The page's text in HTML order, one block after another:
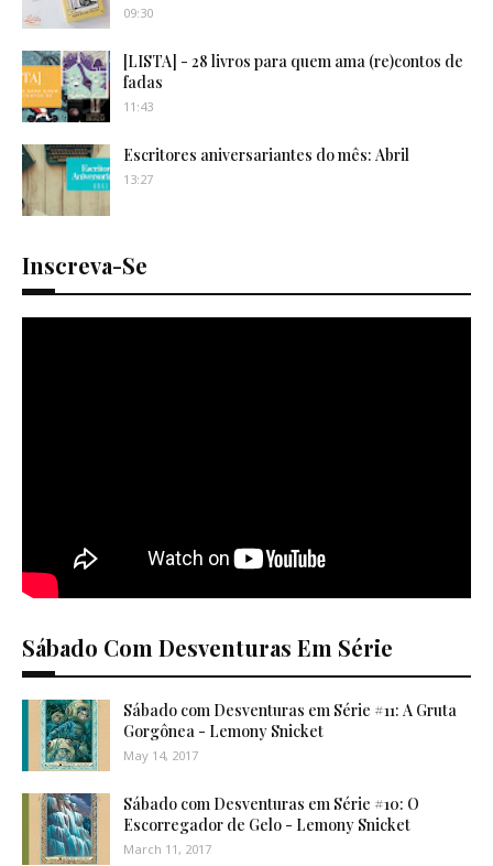
09:30
[LISTA] - 28 livros para quem ama (re)contos de
fadas
11:43
Escritores aniversariantes do mês: Abril
13:27
Inscreva-Se
Sábado Com Desventuras Em Série
Sábado com Desventuras em Série #11: A Gruta
Gorgônea - Lemony Snicket
May 14, 2017
Sábado com Desventuras em Série #10: O
Escorregador de Gelo - Lemony Snicket
March 11, 2017